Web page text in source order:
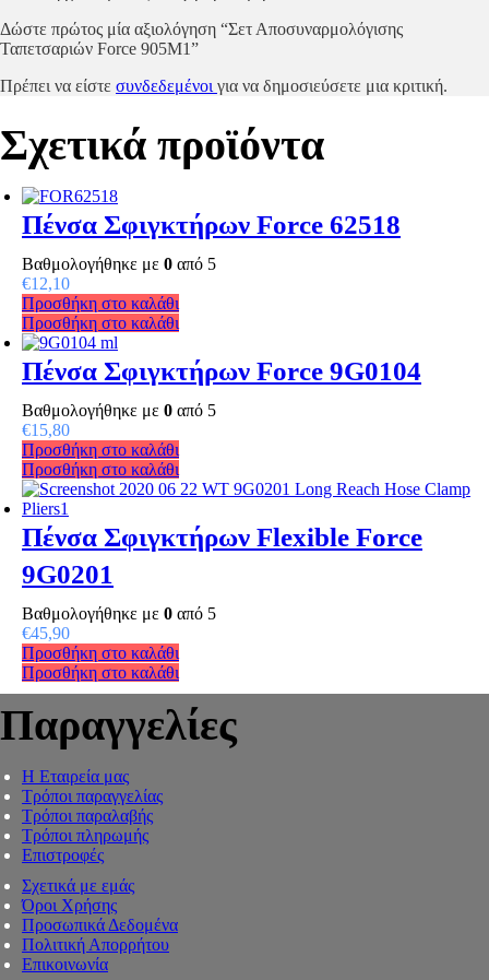
Δώστε πρώτος μία αξιολόγηση “Σετ Αποσυναρμολόγισης
Ταπετσαριών Force 905Μ1”
Πρέπει να είστε συνδεδεμένοι για να δημοσιεύσετε μια κριτική.
Σχετικά προϊόντα
Πένσα Σφιγκτήρων Force 62518
Βαθμολογήθηκε με 0 από 5
€12,10
Προσθήκη στο καλάθι
Προσθήκη στο καλάθι
Πένσα Σφιγκτήρων Force 9G0104
Βαθμολογήθηκε με 0 από 5
€15,80
Προσθήκη στο καλάθι
Προσθήκη στο καλάθι
Πένσα Σφιγκτήρων Flexible Force
9G0201
Βαθμολογήθηκε με 0 από 5
€45,90
Προσθήκη στο καλάθι
Προσθήκη στο καλάθι
Παραγγελίες
Η Εταιρεία μας
Τρόποι παραγγελίας
Τρόποι παραλαβής
Τρόποι πληρωμής
Επιστροφές
Σχετικά με εμάς
Όροι Χρήσης
Προσωπικά Δεδομένα
Πολιτική Απορρήτου
Επικοινωνία